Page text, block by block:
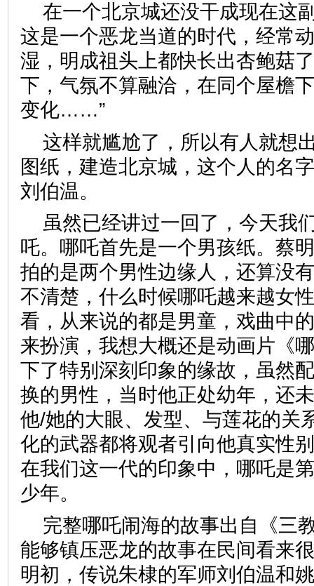
在一个北京城还没干成现在这
这是一个恶龙当道的时代，经常
湿，明成祖头上都快长出杏鲍菇
下，气氛不算融洽，在同个屋檐
变化……”
这样就尴尬了，所以有人就想
图纸，建造北京城，这个人的名
刘伯温。
虽然已经讲过一回了，今天我
吒。哪吒首先是一个男孩纸。蔡
拍的是两个男性边缘人，还算没
不清楚，什么时候哪吒越来越女
看，从来说的都是男童，戏曲中
来扮演，我想大概还是动画片《
下了特别深刻印象的缘故，虽然
换的男性，当时他正处幼年，还
他/她的大眼、发型、与莲花的关
化的武器都将观者引向他真实性
在我们这一代的印象中，哪吒是
少年。
完整哪吒闹海的故事出自《三
能够镇压恶龙的故事在民间看来
明初，传说朱棣的军师刘伯温和